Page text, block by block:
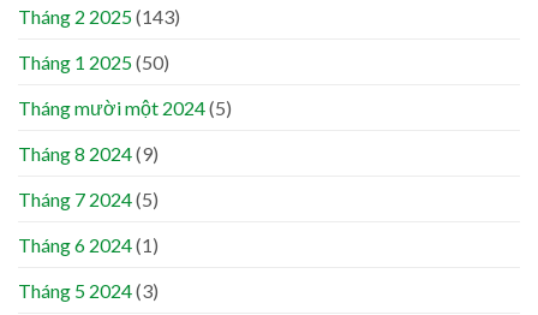
Tháng 2 2025(143)
Tháng 1 2025(50)
Tháng mười một 2024(5)
Tháng 8 2024(9)
Tháng 7 2024(5)
Tháng 6 2024(1)
Tháng 5 2024(3)